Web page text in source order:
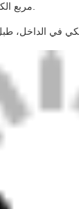
مربع الكرتون في الخارج.